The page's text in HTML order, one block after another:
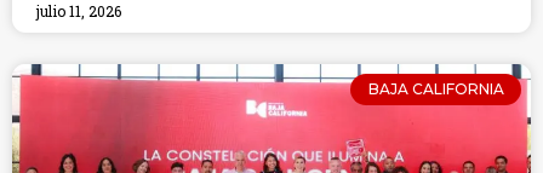
julio 11, 2026
BAJA CALIFORNIA